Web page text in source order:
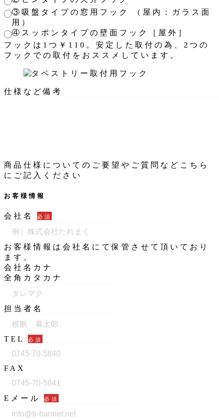
③吸盤タイプの窓用フック （屋内：ガラス面
用）
④スッポンタイプの壁面フック［屋外］
フックは1つ￥110。安定した取付の為、2つの
フックでの取付をおススメしています。
仕様など備考
商品仕様についてのご要望やご質問などこちら
にご記入ください
お客様情報
会社名 必須
お客様情報は会社名にて保管させて頂いており
ます。
会社名カナ
全角カタカナ
担当者名
TEL 必須
FAX
Eメール 必須